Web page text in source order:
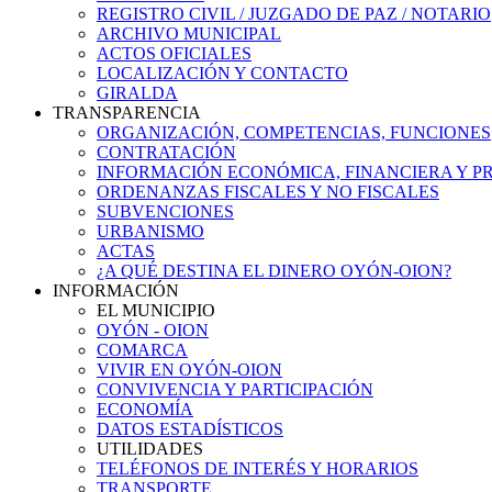
REGISTRO CIVIL / JUZGADO DE PAZ / NOTARIO
ARCHIVO MUNICIPAL
ACTOS OFICIALES
LOCALIZACIÓN Y CONTACTO
GIRALDA
TRANSPARENCIA
ORGANIZACIÓN, COMPETENCIAS, FUNCIONES
CONTRATACIÓN
INFORMACIÓN ECONÓMICA, FINANCIERA Y
ORDENANZAS FISCALES Y NO FISCALES
SUBVENCIONES
URBANISMO
ACTAS
¿A QUÉ DESTINA EL DINERO OYÓN-OION?
INFORMACIÓN
EL MUNICIPIO
OYÓN - OION
COMARCA
VIVIR EN OYÓN-OION
CONVIVENCIA Y PARTICIPACIÓN
ECONOMÍA
DATOS ESTADÍSTICOS
UTILIDADES
TELÉFONOS DE INTERÉS Y HORARIOS
TRANSPORTE